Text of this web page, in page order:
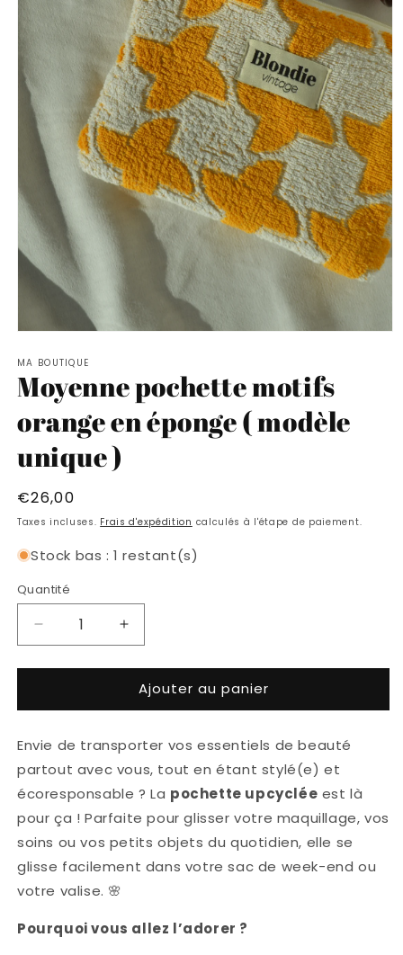
média
1
dans
fenêtre
modale
MA BOUTIQUE
Moyenne pochette motifs
orange en éponge ( modèle
unique )
Prix
habituel
€26,00
Taxes incluses. Frais d'expédition calculés à l'étape de paiement.
Stock bas : 1 restant(s)
Quantité
Réduire
la
quantité
Moyenne
motifs
orange
éponge
(
modèle
unique
)
Augmenter
la
quantité
de
Moyenne
motifs
orange
éponge
(
modèle
unique
)
Ajouter au panier
Envie de transporter vos essentiels de beauté
partout avec vous, tout en étant stylé(e) et
écoresponsable ? La pochette upcyclée est là
pour ça ! Parfaite pour glisser votre maquillage, vos
soins ou vos petits objets du quotidien, elle se
glisse facilement dans votre sac de week-end ou
votre valise. 🌸
Pourquoi vous allez l’adorer ?